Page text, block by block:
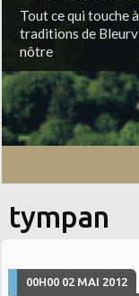
Tout ce qui touche
traditions de
nôtre
tympan
00H00 02 MAI 2012